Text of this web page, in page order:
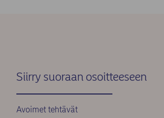
Siirry suoraan osoitteeseen
Avoimet tehtävät